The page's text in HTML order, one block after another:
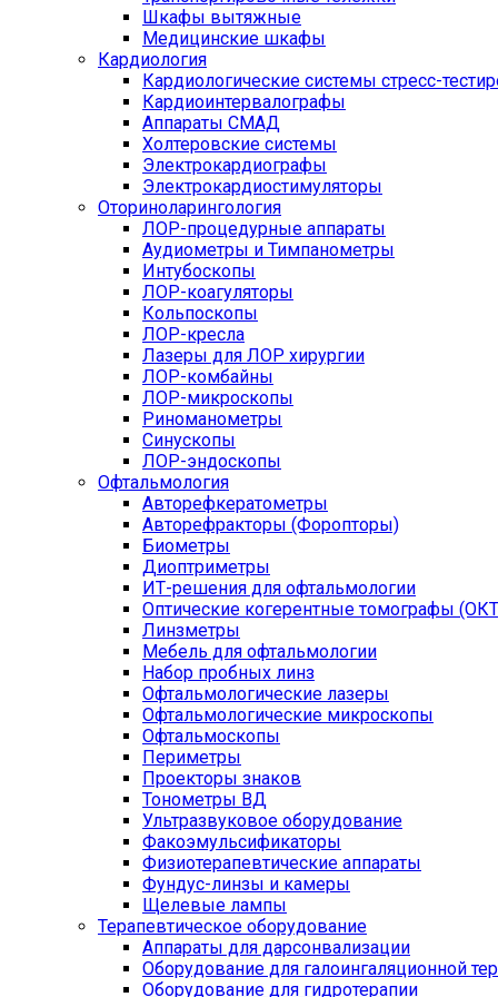
Шкафы вытяжные
Медицинские шкафы
Кардиология
Кардиологические системы стресс-
Кардиоинтервалографы
Аппараты СМАД
Холтеровские системы
Электрокардиографы
Электрокардиостимуляторы
Оториноларингология
ЛОР-процедурные аппараты
Аудиометры и Тимпанометры
Интубоскопы
ЛОР-коагуляторы
Кольпоскопы
ЛОР-кресла
Лазеры для ЛОР хирургии
ЛОР-комбайны
ЛОР-микроскопы
Риноманометры
Синускопы
ЛОР-эндоскопы
Офтальмология
Авторефкератометры
Авторефракторы (Форопторы)
Биометры
Диоптриметры
ИТ-решения для офтальмологии
Оптические когерентные томографы
Линзметры
Мебель для офтальмологии
Набор пробных линз
Офтальмологические лазеры
Офтальмологические микроскопы
Офтальмоскопы
Периметры
Проекторы знаков
Тонометры ВД
Ультразвуковое оборудование
Факоэмульсификаторы
Физиотерапевтические аппараты
Фундус-линзы и камеры
Щелевые лампы
Терапевтическое оборудование
Аппараты для дарсонвализации
Оборудование для галоингаляционной
Оборудование для гидротерапии